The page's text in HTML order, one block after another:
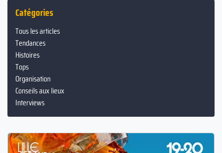
Catégories
Tous les articles
Tendances
Histoires
Tops
Organisation
Conseils aux lieux
Interviews